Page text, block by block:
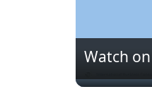
Watch on